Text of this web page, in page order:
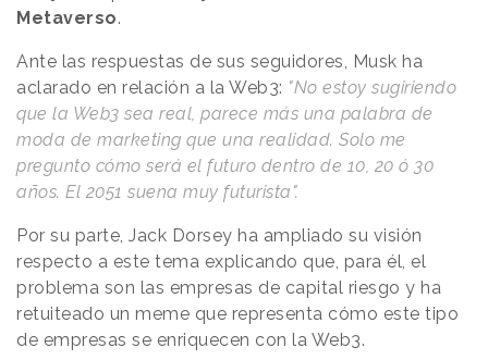
Metaverso.
Ante las respuestas de sus seguidores, Musk ha
aclarado en relación a la Web3: "No estoy sugiriendo
que la Web3 sea real, parece más una palabra de
moda de marketing que una realidad. Solo me
pregunto cómo será el futuro dentro de 10, 20 ó 30
años. El 2051 suena muy futurista".
Por su parte, Jack Dorsey ha ampliado su visión
respecto a este tema explicando que, para él, el
problema son las empresas de capital riesgo y ha
retuiteado un meme que representa cómo este tipo
de empresas se enriquecen con la Web3.